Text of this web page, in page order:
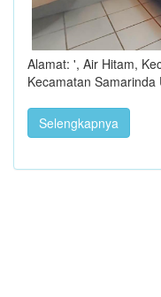
Alamat: ', Air Hitam,
Kecamatan Samarinda
Selengkapnya